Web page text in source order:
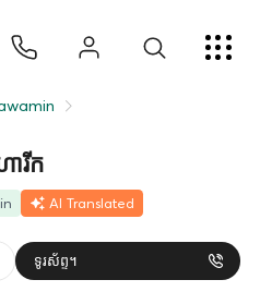
រីក
AI Translated
ទូរស័ព្ទ។